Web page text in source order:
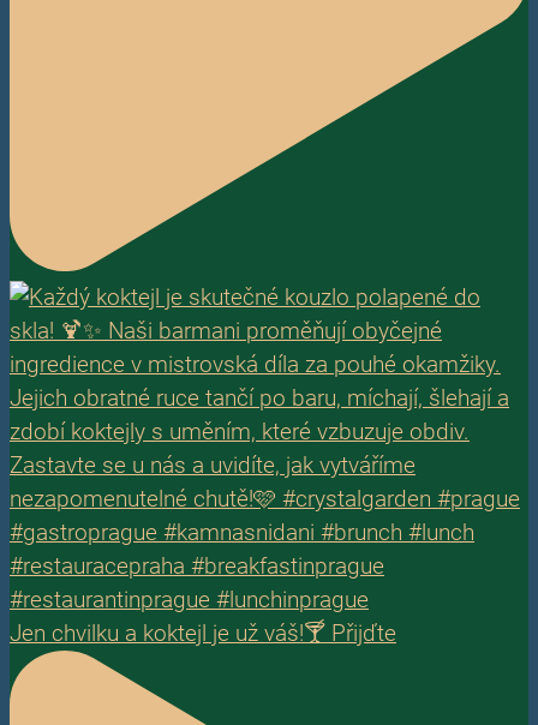
Jen chvilku a koktejl je už váš!🍸 Přijďte